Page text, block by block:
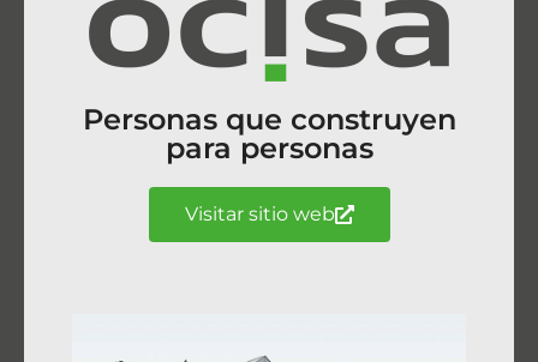
Personas que construyen
para personas
Visitar sitio web